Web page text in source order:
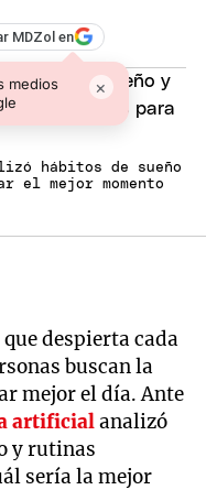
MDZol en
medios
×
hábitos de sueño
mejor momento
despierta cada
buscan la
mejor el día. Ante
artificialanalizó
y rutinas
sería la mejor